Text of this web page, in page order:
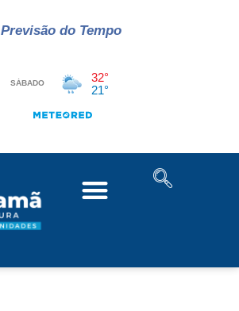
Previsão do Tempo